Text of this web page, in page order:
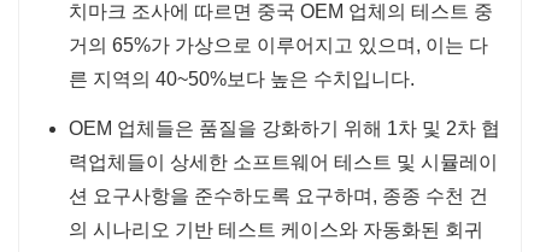
치마크 조사에 따르면 중국 OEM 업체의 테스트 중
거의 65%가 가상으로 이루어지고 있으며, 이는 다
른 지역의 40~50%보다 높은 수치입니다.
OEM 업체들은 품질을 강화하기 위해 1차 및 2차 협
력업체들이 상세한 소프트웨어 테스트 및 시뮬레이
션 요구사항을 준수하도록 요구하며, 종종 수천 건
의 시나리오 기반 테스트 케이스와 자동화된 회귀